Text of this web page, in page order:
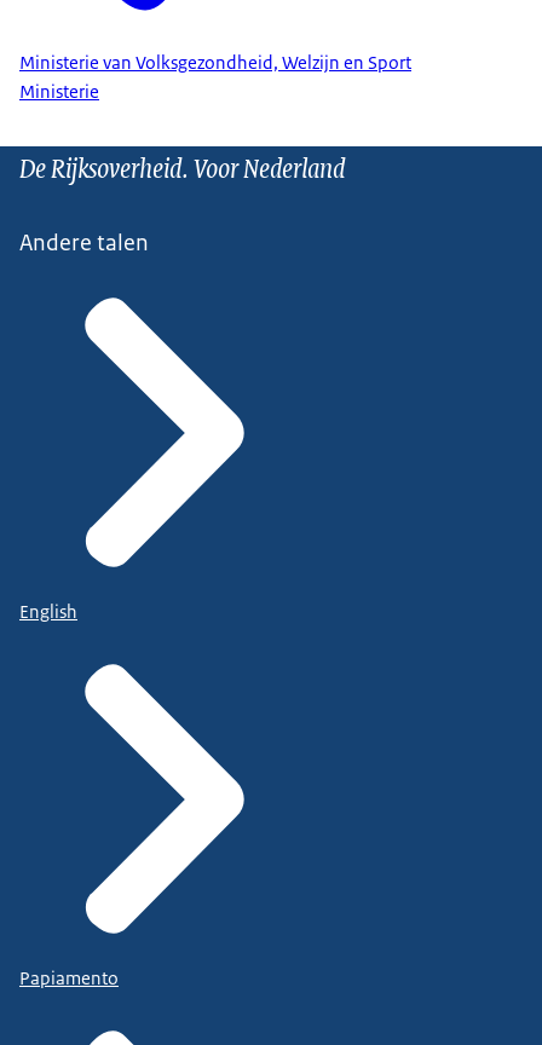
Ministerie van Volksgezondheid, Welzijn en Sport
Ministerie
De Rijksoverheid. Voor Nederland
Andere talen
English
Papiamento